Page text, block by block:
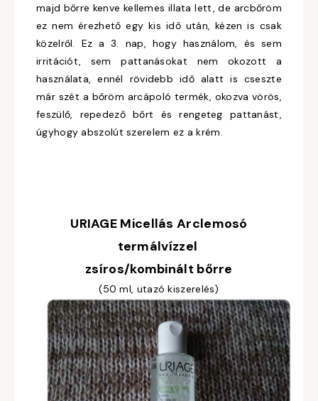
majd bőrre kenve kellemes illata lett, de arcbőröm
ez nem érezhető egy kis idő után, kézen is csak
közelről. Ez a 3. nap, hogy használom, és sem
irritációt, sem pattanásokat nem okozott a
használata, ennél rövidebb idő alatt is cseszte
már szét a bőröm arcápoló termék, okozva vörös,
feszülő, repedező bőrt és rengeteg pattanást,
úgyhogy abszolút szerelem ez a krém.
URIAGE Micellás Arclemosó
termálvízzel
zsíros/kombinált bőrre
(50 ml, utazó kiszerelés)